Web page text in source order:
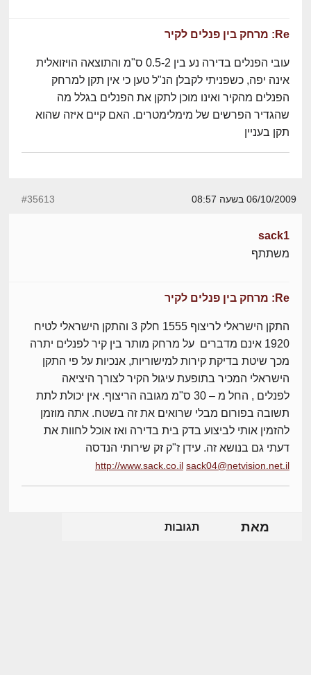
Re: מרחק בין פנלים לקיר
עובי הפנלים בדירה נע בין 0.5-2 ס"מ והתוצאה הויזואלית
אינה יפה, כשפניתי לקבלן הנ"ל טען כי אין תקן למרחק
הפנלים מהקיר ואינו מוכן לתקן את הפנלים בגלל מה
שהגדיר הפרשים של מימלימטרים. האם קיים איזה שהוא
תקן בעניין
06/10/2009 בשעה 08:57 #35613
sack1
משתתף
Re: מרחק בין פנלים לקיר
התקן הישראלי לריצוף 1555 חלק 3 והתקן הישראלי לטיח
1920 אינם מדברים על מרחק מותר בין קיר לפנלים יתרה
מכך שיטת בדיקת קירות למישוריות, אנכיות על פי התקן
הישראלי המכיר בתופעת עיגול הקיר לצורך היציאה
לפנלים , החל מ – 30 ס"מ מגובה הריצוף. אין יכולת לתת
תשובה בפורום מבלי שרואים את זה בשטח. אתה מוזמן
להזמין אותי לביצוע בדק בית בדירה ואז אוכל לחוות את
דעתי גם בנושא זה. עידן ז"ק זק שירותי הנדסה
http://www.sack.co.il sack04@netvision.net.il
מאת תגובות